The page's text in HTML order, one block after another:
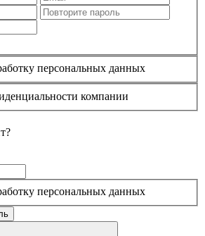
персональных данных
компании
персональных данных